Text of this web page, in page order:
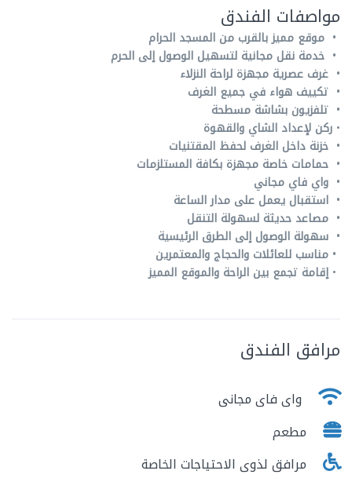
مواصفات الفندق
• موقع مميز بالقرب من المسجد الحرام
• خدمة نقل مجانية لتسهيل الوصول إلى الحرم
• غرف عصرية مجهزة لراحة النزلاء
• تكييف هواء في جميع الغرف
• تلفزيون بشاشة مسطحة
• ركن لإعداد الشاي والقهوة
• خزنة داخل الغرف لحفظ المقتنيات
• حمامات خاصة مجهزة بكافة المستلزمات
• واي فاي مجاني
• استقبال يعمل على مدار الساعة
• مصاعد حديثة لسهولة التنقل
• سهولة الوصول إلى الطرق الرئيسية
• مناسب للعائلات والحجاج والمعتمرين
•إقامة تجمع بين الراحة والموقع المميز
مرافق الفندق
واى فاى مجانى
مطعم
مرافق لذوى الاحتياجات الخاصة